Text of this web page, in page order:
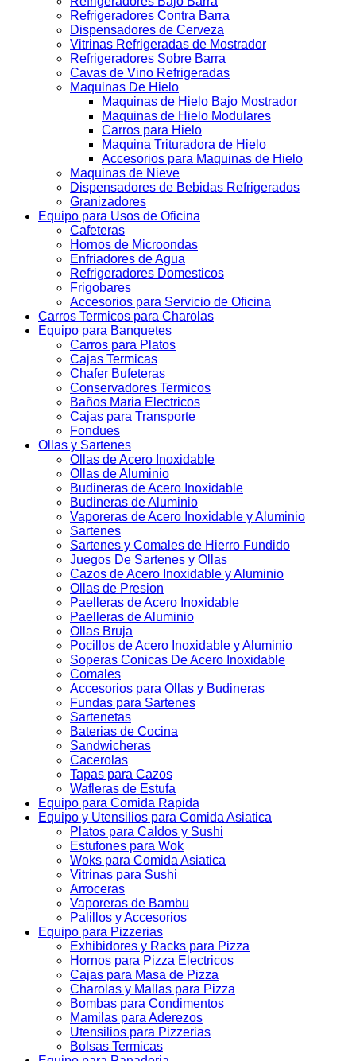
Refrigeradores Contra Barra
Dispensadores de Cerveza
Vitrinas Refrigeradas de Mostrador
Refrigeradores Sobre Barra
Cavas de Vino Refrigeradas
Maquinas De Hielo
Maquinas de Hielo Bajo Mostrador
Maquinas de Hielo Modulares
Carros para Hielo
Maquina Trituradora de Hielo
Accesorios para Maquinas de Hielo
Maquinas de Nieve
Dispensadores de Bebidas Refrigerados
Granizadores
Equipo para Usos de Oficina
Cafeteras
Hornos de Microondas
Enfriadores de Agua
Refrigeradores Domesticos
Frigobares
Accesorios para Servicio de Oficina
Carros Termicos para Charolas
Equipo para Banquetes
Carros para Platos
Cajas Termicas
Chafer Bufeteras
Conservadores Termicos
Baños Maria Electricos
Cajas para Transporte
Fondues
Ollas y Sartenes
Ollas de Acero Inoxidable
Ollas de Aluminio
Budineras de Acero Inoxidable
Budineras de Aluminio
Vaporeras de Acero Inoxidable y Aluminio
Sartenes
Sartenes y Comales de Hierro Fundido
Juegos De Sartenes y Ollas
Cazos de Acero Inoxidable y Aluminio
Ollas de Presion
Paelleras de Acero Inoxidable
Paelleras de Aluminio
Ollas Bruja
Pocillos de Acero Inoxidable y Aluminio
Soperas Conicas De Acero Inoxidable
Comales
Accesorios para Ollas y Budineras
Fundas para Sartenes
Sartenetas
Baterias de Cocina
Sandwicheras
Cacerolas
Tapas para Cazos
Wafleras de Estufa
Equipo para Comida Rapida
Equipo y Utensilios para Comida Asiatica
Platos para Caldos y Sushi
Estufones para Wok
Woks para Comida Asiatica
Vitrinas para Sushi
Arroceras
Vaporeras de Bambu
Palillos y Accesorios
Equipo para Pizzerias
Exhibidores y Racks para Pizza
Hornos para Pizza Electricos
Cajas para Masa de Pizza
Charolas y Mallas para Pizza
Bombas para Condimentos
Mamilas para Aderezos
Utensilios para Pizzerias
Bolsas Termicas